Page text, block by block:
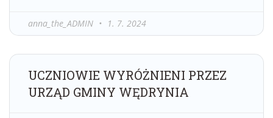
anna_the_ADMIN 1. 7. 2024
UCZNIOWIE WYRÓŻNIENI PRZEZ
URZĄD GMINY WĘDRYNIA